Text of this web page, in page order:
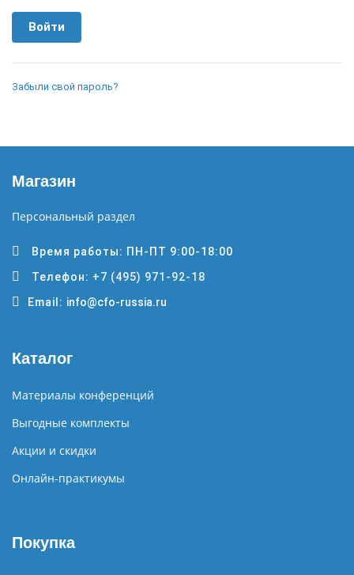
Забыли свой пароль?
Магазин
Персональный раздел
Время работы: ПН-ПТ 9:00-18:00
Телефон: +7 (495) 971-92-18
Email: info@cfo-russia.ru
Каталог
Материалы конференций
Выгодные комплекты
Акции и скидки
Онлайн-практикумы
Покупка